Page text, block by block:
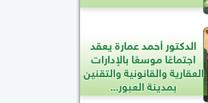
الدكتور أحمد عمارة يعقد
اجتماعًا موسعًا بالإدارات
العقارية والقانونية والتقنين
بمدينة العبور...